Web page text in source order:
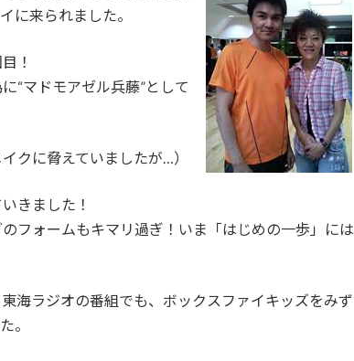
に来られました。
！
“マドモアゼル兵藤”として
クに脅えていましたが…）
きました！
フォームもキマリ過ぎ！いま「はじめの一歩」には
海ラジオの番組でも、ボックスファイキッズをみず
。